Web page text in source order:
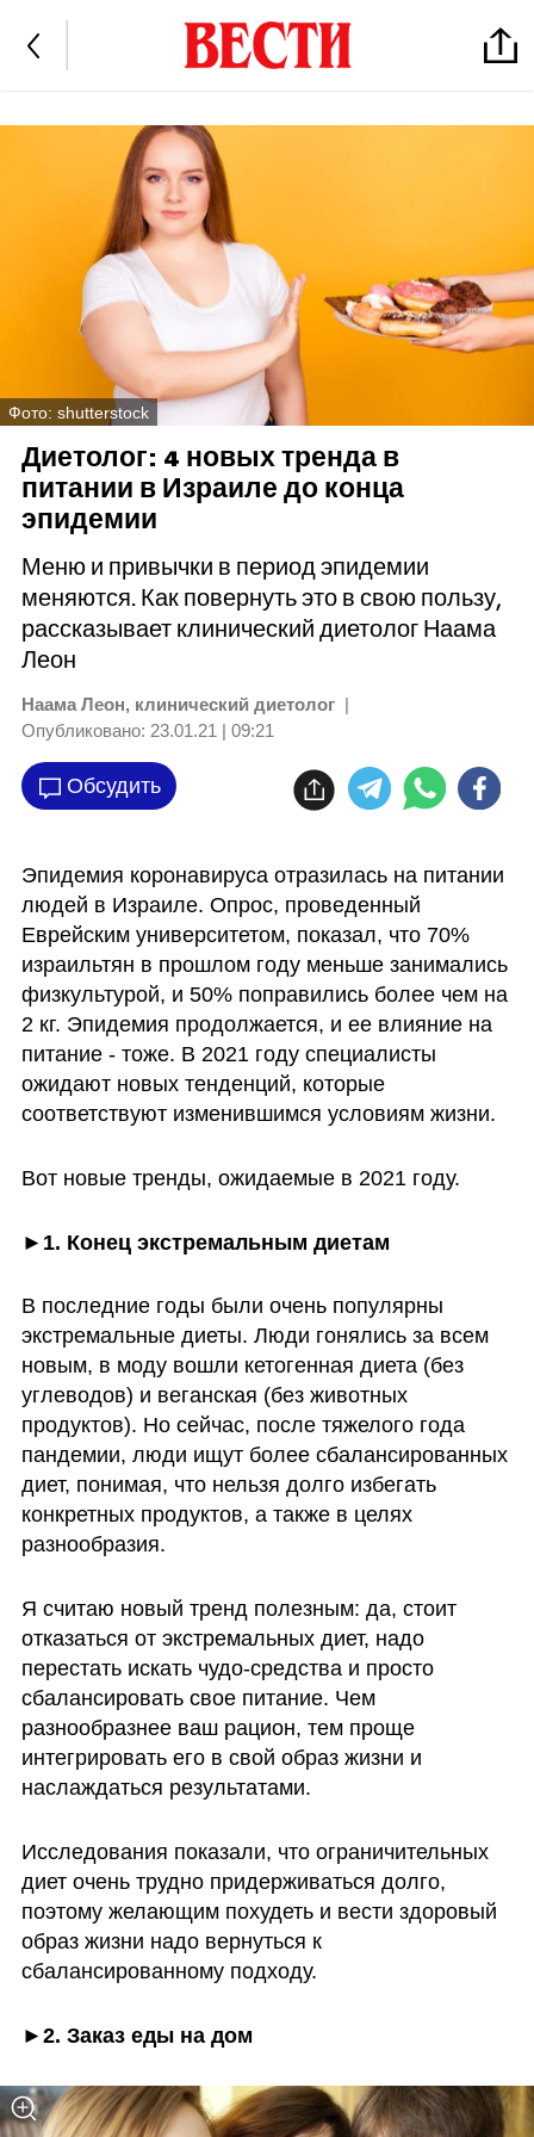
Фото: shutterstock
Диетолог: 4 новых тренда в
питании в Израиле до конца
эпидемии
Меню и привычки в период эпидемии
меняются. Как повернуть это в свою пользу,
рассказывает клинический диетолог Наама
Леон
Наама Леон, клинический диетолог |
Опубликовано: 23.01.21 | 09:21
Обсудить
Эпидемия коронавируса отразилась на питании
людей в Израиле. Опрос, проведенный
Еврейским университетом, показал, что 70%
израильтян в прошлом году меньше занимались
физкультурой, и 50% поправились более чем на
2 кг. Эпидемия продолжается, и ее влияние на
питание - тоже. В 2021 году специалисты
ожидают новых тенденций, которые
соответствуют изменившимся условиям жизни.
Вот новые тренды, ожидаемые в 2021 году.
►1. Конец экстремальным диетам
В последние годы были очень популярны
экстремальные диеты. Люди гонялись за всем
новым, в моду вошли кетогенная диета (без
углеводов) и веганская (без животных
продуктов). Но сейчас, после тяжелого года
пандемии, люди ищут более сбалансированных
диет, понимая, что нельзя долго избегать
конкретных продуктов, а также в целях
разнообразия.
Я считаю новый тренд полезным: да, стоит
отказаться от экстремальных диет, надо
перестать искать чудо-средства и просто
сбалансировать свое питание. Чем
разнообразнее ваш рацион, тем проще
интегрировать его в свой образ жизни и
наслаждаться результатами.
Исследования показали, что ограничительных
диет очень трудно придерживаться долго,
поэтому желающим похудеть и вести здоровый
образ жизни надо вернуться к
сбалансированному подходу.
►2. Заказ еды на дом